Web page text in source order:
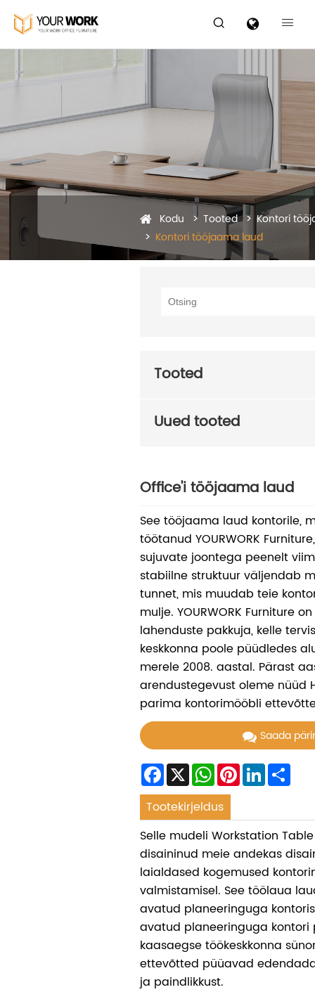
 
Kodu Tooted
Kontori
Kontori tööjaama laud
Tooted
Uued tooted
Office'i tööjaama laud
See tööjaama laud kontorile,
töötanud YOURWORK
sujuvate joontega peenelt
stabiilne struktuur väljendab
tunnet, mis muudab teie
mulje. YOURWORK Furniture
lahenduste pakkuja, kelle
keskkonna poole püüdledes
merele 2008. aastal. Pärast
arendustegevust oleme nüüd
parima kontorimööbli
Saada
Facebook
X WhatsApp
Pinterest
LinkedIn
Tootekirjeldus
Selle mudeli Workstation
disaininud meie andekas
laialdased kogemused
valmistamisel. See töölaua
avatud planeeringuga
avatud planeeringuga
kaasaegse töökeskkonna
ettevõtted püüavad
ja paindlikkust.